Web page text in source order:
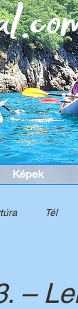
Képek
Tél
–